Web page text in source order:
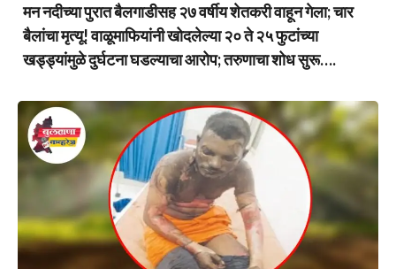
मन नदीच्या पुरात बैलगाडीसह २७ वर्षीय शेतकरी वाहून गेला; चार
बैलांचा मृत्यू! वाळूमाफियांनी खोदलेल्या २० ते २५ फुटांच्या
खड्ड्यांमुळे दुर्घटना घडल्याचा आरोप; तरुणाचा शोध सुरू….